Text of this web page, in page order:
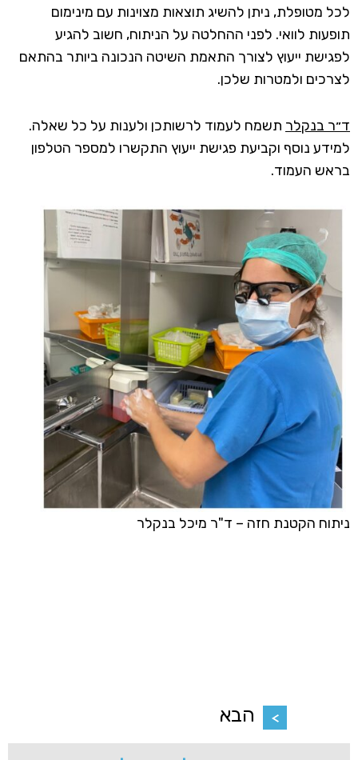
לכל מטופלת, ניתן להשיג תוצאות מצוינות עם מינימום
תופעות לוואי. לפני ההחלטה על הניתוח, חשוב להגיע
לפגישת ייעוץ לצורך התאמת השיטה הנכונה ביותר בהתאם
לצרכים ולמטרות שלכן.
ד״ר בנקלר תשמח לעמוד לרשותכן ולענות על כל שאלה.
למידע נוסף וקביעת פגישת ייעוץ התקשרו למספר הטלפון
בראש העמוד.
ניתוח הקטנת חזה – ד"ר מיכל בנקלר
הבא